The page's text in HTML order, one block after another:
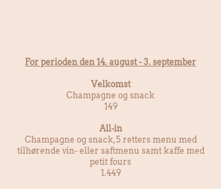
For perioden den 14. august​​ - 3. september
Velkomst
Champagne og snack
149
All-in
Champagne og snack, 5 retters menu med
tilhørende vin- eller saftmenu samt kaffe med
petit fours
1.449